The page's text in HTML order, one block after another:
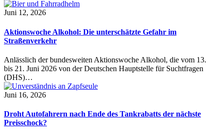
Juni 12, 2026
Aktionswoche Alkohol: Die unterschätzte Gefahr im
Straßenverkehr
Anlässlich der bundesweiten Aktionswoche Alkohol, die vom 13.
bis 21. Juni 2026 von der Deutschen Hauptstelle für Suchtfragen
(DHS)…
Juni 16, 2026
Droht Autofahrern nach Ende des Tankrabatts der nächste
Preisschock?